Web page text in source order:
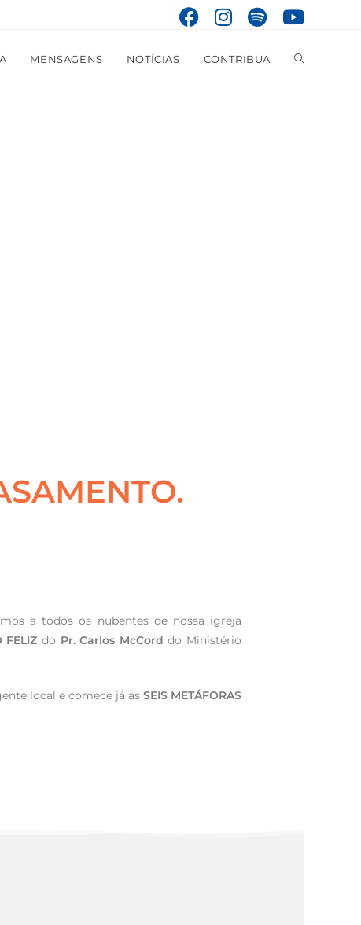
MENSAGENS NOTÍCIAS CONTRIBUA
a todos os nubentes de nossa igreja
FELIZ do Pr. Carlos McCord do Ministério
local e comece já as SEIS METÁFORAS